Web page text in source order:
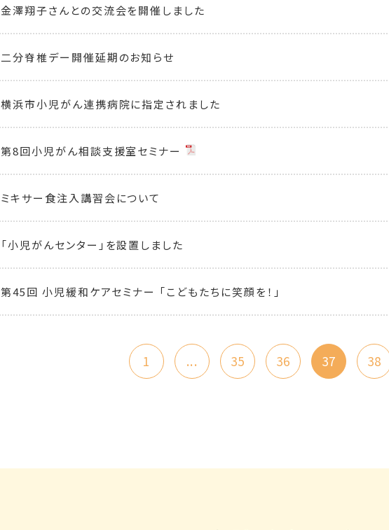
金澤翔子さんとの交流会を開催しました
二分脊椎デー開催延期のお知らせ
横浜市小児がん連携病院に指定されました
第8回小児がん相談支援室セミナー
ミキサー食注入講習会について
「小児がんセンター」を設置しました
第45回 小児緩和ケアセミナー 「こどもたちに笑顔を！」
1 ... 35 36 37 38